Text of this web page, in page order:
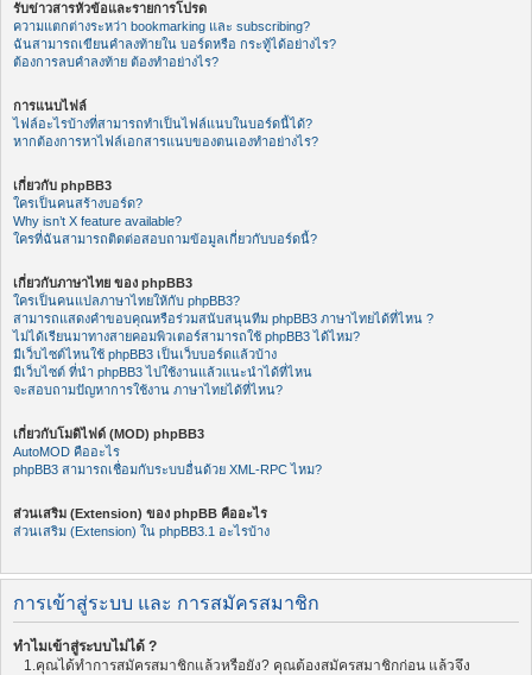
รับข่าวสารหัวข้อและรายการโปรด
ความแตกต่างระหว่า bookmarking และ subscribing?
ฉันสามารถเขียนคำลงท้ายใน บอร์ดหรือ กระทู้ได้อย่างไร?
ต้องการลบคำลงท้าย ต้องทำอย่างไร?
การแนบไฟล์
ไฟล์อะไรบ้างที่สามารถทำเป็นไฟล์แนบในบอร์ดนี้ได้?
หากต้องการหาไฟล์เอกสารแนบของตนเองทำอย่างไร?
เกี่ยวกับ phpBB3
ใครเป็นคนสร้างบอร์ด?
Why isn’t X feature available?
ใครที่ฉันสามารถติดต่อสอบถามข้อมูลเกี่ยวกับบอร์ดนี้?
เกี่ยวกับภาษาไทย ของ phpBB3
ใครเป็นคนแปลภาษาไทยให้กับ phpBB3?
สามารถแสดงคำขอบคุณหรือร่วมสนับสนุนทีม phpBB3 ภาษาไทยได้ที่ไหน ?
ไม่ได้เรียนมาทางสายคอมพิวเตอร์สามารถใช้ phpBB3 ได้ไหม?
มีเว็บไซต์ไหนใช้ phpBB3 เป็นเว็บบอร์ดแล้วบ้าง
มีเว็บไซต์ ที่นำ phpBB3 ไปใช้งานแล้วแนะนำได้ที่ไหน
จะสอบถามปัญหาการใช้งาน ภาษาไทยได้ที่ไหน?
เกี่ยวกับโมดิไฟด์ (MOD) phpBB3
AutoMOD คืออะไร
phpBB3 สามารถเชื่อมกับระบบอื่นด้วย XML-RPC ไหม?
ส่วนเสริม (Extension) ของ phpBB คืออะไร
ส่วนเสริม (Extension) ใน phpBB3.1 อะไรบ้าง
การเข้าสู่ระบบ และ การสมัครสมาชิก
ทำไมเข้าสู่ระบบไม่ได้ ?
1.คุณได้ทำการสมัครสมาชิกแล้วหรือยัง? คุณต้องสมัครสมาชิกก่อน แล้วจึง